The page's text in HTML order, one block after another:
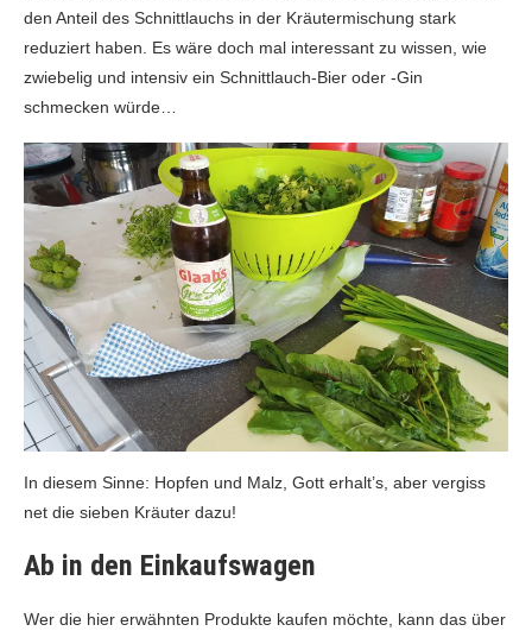
den Anteil des Schnittlauchs in der Kräutermischung stark
reduziert haben. Es wäre doch mal interessant zu wissen, wie
zwiebelig und intensiv ein Schnittlauch-Bier oder -Gin
schmecken würde…
In diesem Sinne: Hopfen und Malz, Gott erhalt’s, aber vergiss
net die sieben Kräuter dazu!
Ab in den Einkaufswagen
Wer die hier erwähnten Produkte kaufen möchte, kann das über